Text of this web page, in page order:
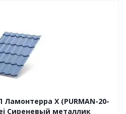
X (PURMAN-20-
Сиреневый металлик